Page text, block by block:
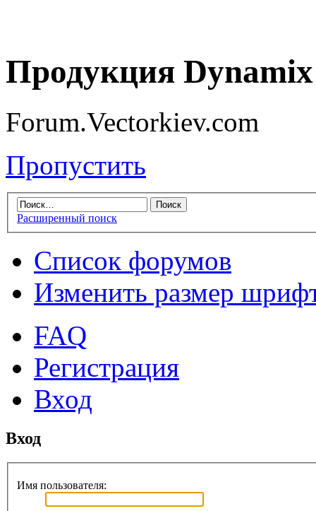
Продукция
Forum.Vectorkiev.com
Пропустить
Расширенный поиск
Список форумов
Изменить размер
FAQ
Регистрация
Вход
Вход
Имя пользователя: